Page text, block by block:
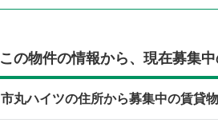
この物件の情報から、現在募集
市丸ハイツの住所から募集中の賃貸